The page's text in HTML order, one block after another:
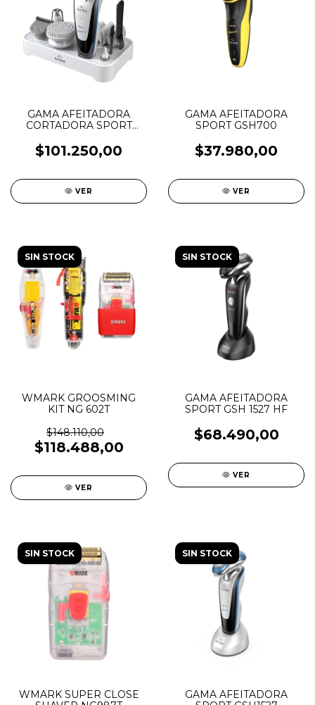
GAMA AFEITADORA
CORTADORA SPORT
$101.250,00
VER
GAMA AFEITADORA
SPORT GSH700
$37.980,00
VER
SIN STOCK
WMARK GROOSMING
KIT NG 602T
$148.110,00
$118.488,00
VER
SIN STOCK
GAMA AFEITADORA
SPORT GSH 1527 HF
$68.490,00
VER
SIN STOCK
WMARK SUPER CLOSE
SIN STOCK
GAMA AFEITADORA